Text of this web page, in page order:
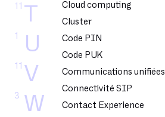
T
11
U
1
V
11
W
3
Cloud computing
Cluster
Code PIN
Code PUK
Communications unifiées
Connectivité SIP
Contact Experience